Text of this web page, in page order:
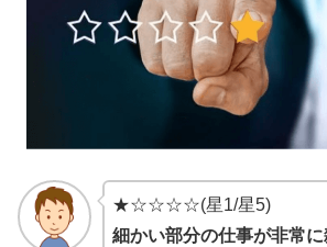
★☆☆☆☆(星1/星5)
細かい部分の仕事が非常に